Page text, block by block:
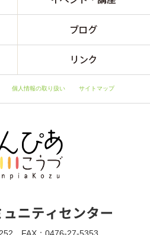
個人情報の取り扱い サイトマップ
FAX：0476-27-5353